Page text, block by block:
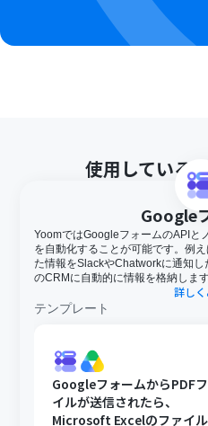
使用している
Google
YoomではGoogleフォームのAPIと
を自動化することが可能です。例
た情報をSlackやChatworkに通知
のCRMに自動的に情報を格納します
詳しく
テンプレート
GoogleフォームからPDF
イルが送信されたら、
Microsoft Excelのファイ